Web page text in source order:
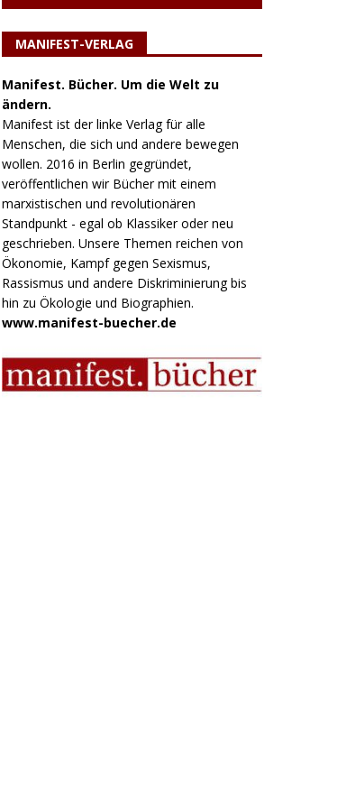
MANIFEST-VERLAG
Manifest. Bücher. Um die Welt zu
ändern.
Manifest ist der linke Verlag für alle
Menschen, die sich und andere bewegen
wollen. 2016 in Berlin gegründet,
veröffentlichen wir Bücher mit einem
marxistischen und revolutionären
Standpunkt - egal ob Klassiker oder neu
geschrieben. Unsere Themen reichen von
Ökonomie, Kampf gegen Sexismus,
Rassismus und andere Diskriminierung bis
hin zu Ökologie und Biographien.
www.manifest-buecher.de